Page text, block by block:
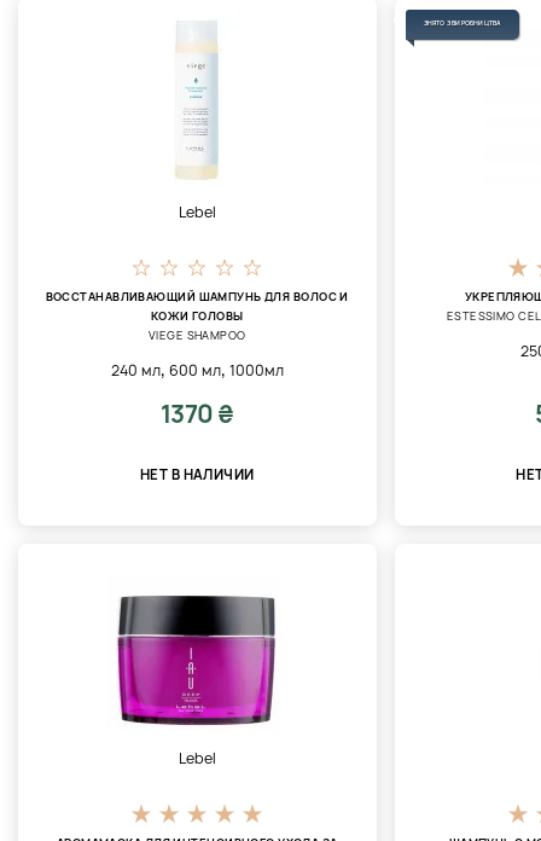
Lebel
ВОССТАНАВЛИВАЮЩИЙ ШАМПУНЬ ДЛЯ ВОЛОС И
КОЖИ ГОЛОВЫ
VIEGE SHAMPOO
240 мл, 600 мл, 1000мл
1370 ₴
НЕТ В НАЛИЧИИ
ЗНЯТО З ВИРОБНИЦТВА
ESTESSIMO
Lebel